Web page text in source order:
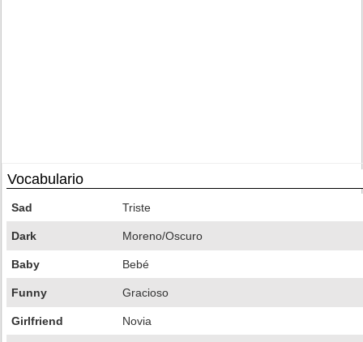
Vocabulario
Sad Triste
Dark Moreno/Oscuro
Baby Bebé
Funny Gracioso
Girlfriend Novia